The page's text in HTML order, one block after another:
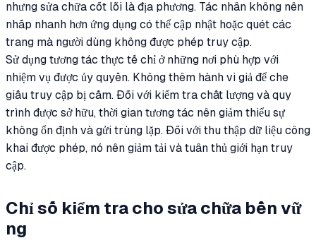
nhưng sửa chữa cốt lõi là địa phương. Tác nhân không nên
nhấp nhanh hơn ứng dụng có thể cập nhật hoặc quét các
trang mà người dùng không được phép truy cập.
Sử dụng tương tác thực tế chỉ ở những nơi phù hợp với
nhiệm vụ được ủy quyền. Không thêm hành vi giả để che
giấu truy cập bị cấm. Đối với kiểm tra chất lượng và quy
trình được sở hữu, thời gian tương tác nên giảm thiểu sự
không ổn định và gửi trùng lặp. Đối với thu thập dữ liệu công
khai được phép, nó nên giảm tải và tuân thủ giới hạn truy
cập.
Chỉ số kiểm tra cho sửa chữa bền vữ
ng